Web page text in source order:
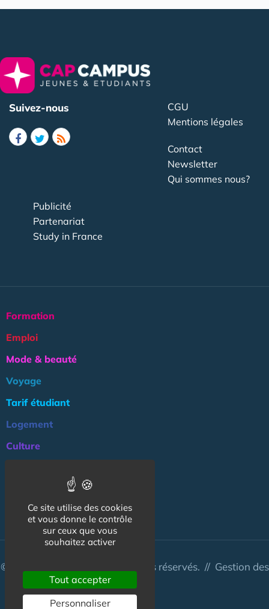
Suivez-nous
CGU
Mentions légales
Contact
Newsletter
Qui sommes nous?
Publicité
Partenariat
Study in France
Formation
Emploi
Mode & beauté
Voyage
Tarif étudiant
Logement
Culture
NOS AUTRES SITES :
© CapCampus 2026 - Tous droits réservés. // Gestion des
Ce site utilise des cookies
et vous donne le contrôle
sur ceux que vous
souhaitez activer
Tout accepter
Personnaliser